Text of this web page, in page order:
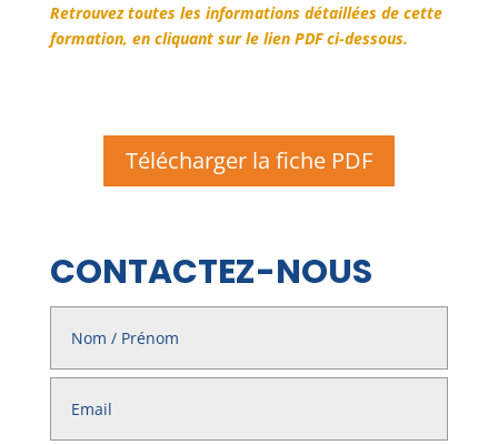
Retrouvez toutes les informations détaillées de cette
formation, en cliquant sur le lien PDF ci-dessous.
Télécharger la fiche PDF
CONTACTEZ-NOUS